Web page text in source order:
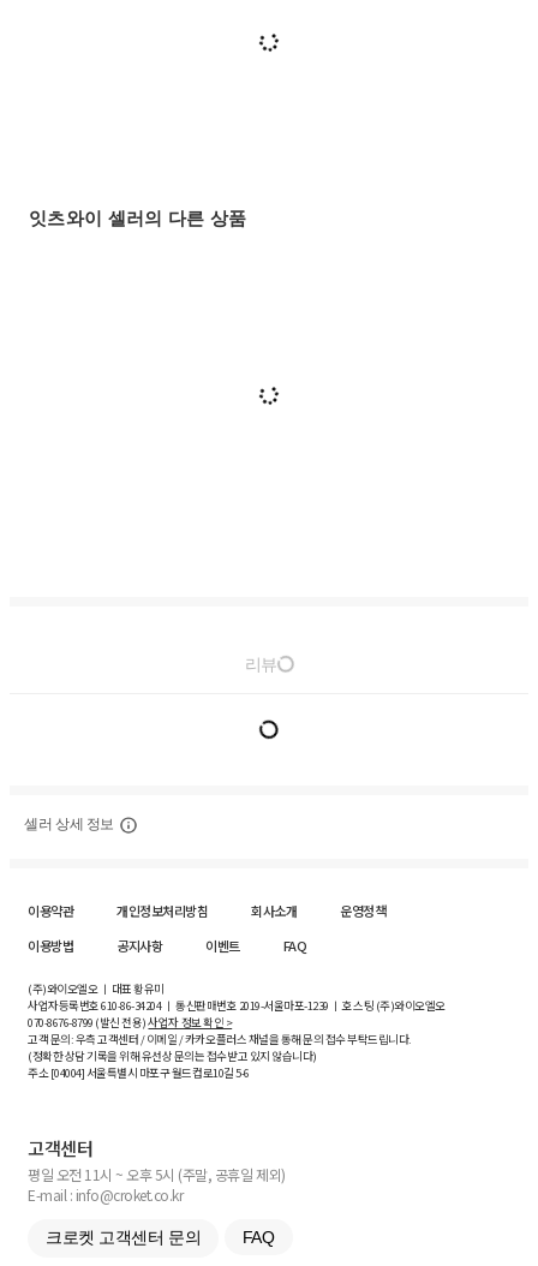
잇츠와이 셀러의 다른 상품
리뷰
셀러 상세 정보
이용약관 개인정보처리방침 회사소개
운영정책
이용방법
공지사항 이벤트 FAQ
(주)와이오엘오 ㅣ 대표 황유미
사업자등록번호610-86-34204ㅣ 통신판매번호 2019-서울마포-1239 ㅣ 호스팅 (주)와이오엘오
070-8676-8799 (발신 전용)사업자 정보 확인 >
고객 문의: 우측 고객센터 / 이메일 / 카카오플러스 채널을 통해 문의 접수 부탁드립니다.
(정확한 상담 기록을 위해 유선상 문의는 접수받고 있지 않습니다)
주소 [04004] 서울특별시 마포구 월드컵로10길5-6
고객센터
평일 오전 11시 ~ 오후 5시 (주말, 공휴일 제외)
E-mail : info@croket.co.kr
크로켓 고객센터 문의 FAQ